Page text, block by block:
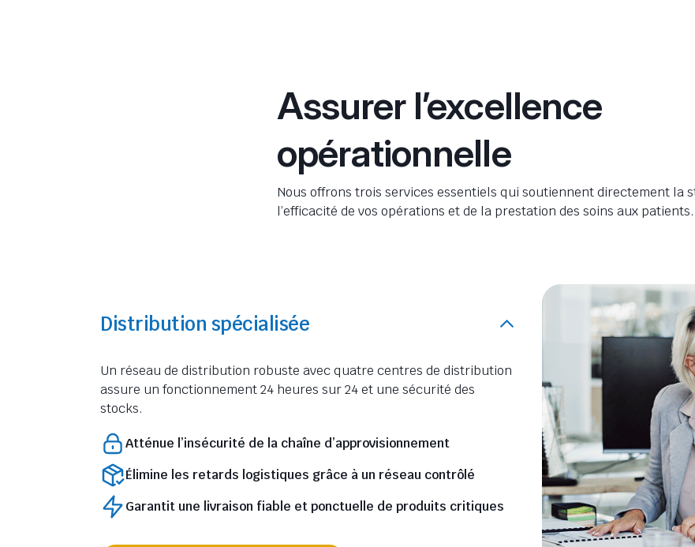
Assurer l’excellence
opérationnelle
Nous offrons trois services essentiels qui soutiennent directement la
l’efficacité de vos opérations et de la prestation des soins aux patients.
Distribution spécialisée
Un réseau de distribution robuste avec quatre centres de distribution
assure un fonctionnement 24 heures sur 24 et une sécurité des
stocks.
Atténue l’insécurité de la chaîne d’approvisionnement
Élimine les retards logistiques grâce à un réseau contrôlé
Garantit une livraison fiable et ponctuelle de produits critiques